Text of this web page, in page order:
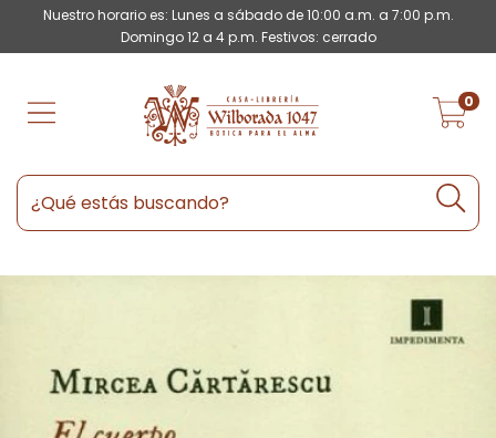
Nuestro horario es: Lunes a sábado de 10:00 a.m. a 7:00 p.m.
Domingo 12 a 4 p.m. Festivos: cerrado
0